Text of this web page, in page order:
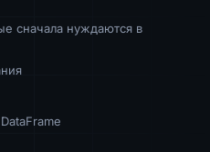
сначала нуждаются в